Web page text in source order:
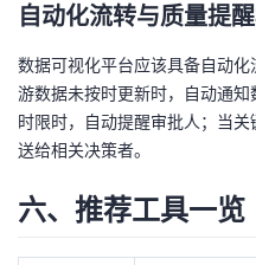
自动化流转与质量提
数据可视化平台应该具备自动
游数据未按时更新时，自动通
时限时，自动提醒审批人；当
送给相关决策者。
六、推荐工具一览